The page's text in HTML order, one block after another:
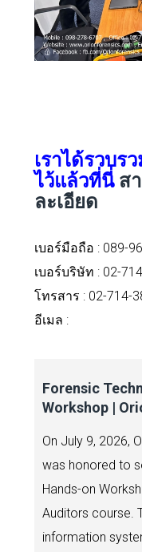
เราได้รวบ
ไว้แล้วที่นี่สา
ละเอียด
เบอร์มือถือ : 089-
เบอร์บริษัท : 02-
โทรสาร : 02-714-
อีเมล :
Forensic
Workshop |
On July 9, 2026,
was honored to
Hands-on
Auditors course.
information